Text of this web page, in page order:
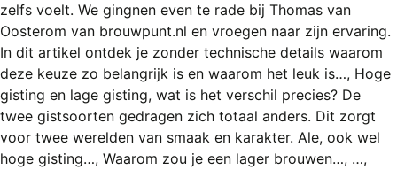
Topmenu
INLOGGEN
REGISTREREN
AGENDA
CONTACT
zelfs voelt. We gingnen even te rade bij Thomas van
Oosterom van brouwpunt.nl en vroegen naar zijn ervaring.
In dit artikel ontdek je zonder technische details waarom
deze keuze zo belangrijk is en waarom het leuk is…, Hoge
gisting en lage gisting, wat is het verschil precies? De
twee gistsoorten gedragen zich totaal anders. Dit zorgt
voor twee werelden van smaak en karakter. Ale, ook wel
hoge gisting…, Waarom zou je een lager brouwen…, …,